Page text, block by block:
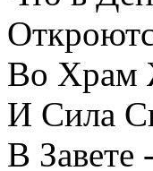
Во Храм
И Сила
В Завете